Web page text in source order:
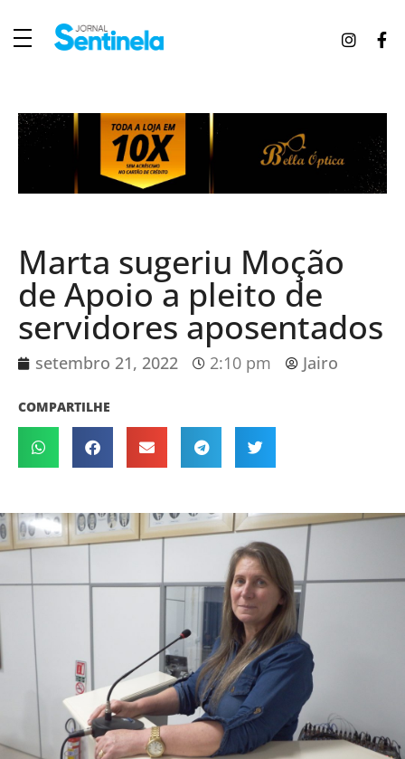
Marta sugeriu Moção
de Apoio a pleito de
servidores aposentados
setembro 21, 2022 2:10 pm Jairo
COMPARTILHE